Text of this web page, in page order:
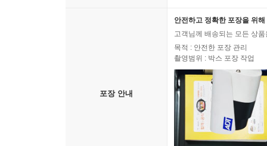
포장 안내
안전하고 정확한 포장을 위
고객님께 배송되는 모든 상
목적 : 안전한 포장 관리
촬영범위 : 박스 포장 작업